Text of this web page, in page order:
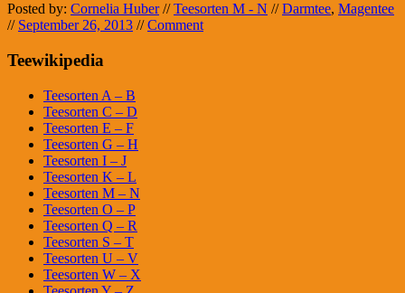
Posted by: Cornelia Huber // Teesorten M - N // Darmtee, Magentee
// September 26, 2013 //Comment
Teewikipedia
Teesorten A – B
Teesorten C – D
Teesorten E – F
Teesorten G – H
Teesorten I – J
Teesorten K – L
Teesorten M – N
Teesorten O – P
Teesorten Q – R
Teesorten S – T
Teesorten U – V
Teesorten W – X